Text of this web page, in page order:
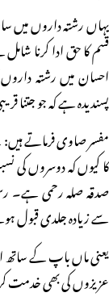
یہاں رشتہ داروں میں
قسم کا حق ادا کرنا شامل
احسان میں رشتہ
پسندیدہ ہے کہ جو جتنا
مفسر صاوی فرماتے
کا کیوں کہ دوسروں کی
صدقہ صلہ رحمی ہے۔
سے زیادہ جلدی قبول
یعنی ماں باپ کے ساتھ
عزیزوں کی بھی خدمت